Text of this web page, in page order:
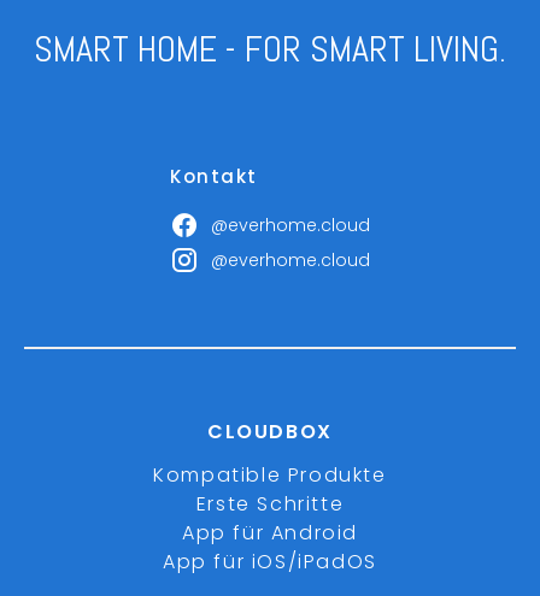
SMART HOME - FOR SMART LIVING.
Kontakt
@everhome.cloud
@everhome.cloud
CLOUDBOX
Kompatible Produkte
Erste Schritte
App für Android
App für iOS/iPadOS